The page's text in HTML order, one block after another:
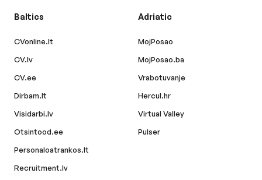
Baltics
CVonline.lt
CV.lv
CV.ee
Dirbam.lt
Visidarbi.lv
Otsintood.ee
Personaloatrankos.lt
Recruitment.lv
Adriatic
MojPosao
MojPosao.ba
Vrabotuvanje
Hercul.hr
Virtual Valley
Pulser